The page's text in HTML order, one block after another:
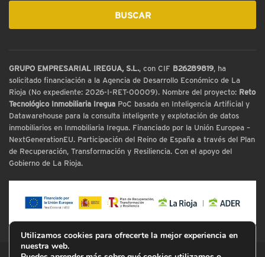
GRUPO EMPRESARIAL IREGUA, S.L., con CIF B26289819, ha
solicitado financiación a la Agencia de Desarrollo Económico de La
Rioja (No expediente: 2026-I-RET-00009). Nombre del proyecto: Reto
Tecnológico Inmobiliaria Iregua PoC basada en Inteligencia Artificial y
Datawarehouse para la consulta inteligente y explotación de datos
inmobiliarios en Inmobiliaria Iregua. Financiado por la Unión Europea –
NextGenerationEU. Participación del Reino de España a través del Plan
de Recuperación, Transformación y Resiliencia. Con el apoyo del
Gobierno de La Rioja.
Utilizamos cookies para ofrecerte la mejor experiencia en
nuestra web.